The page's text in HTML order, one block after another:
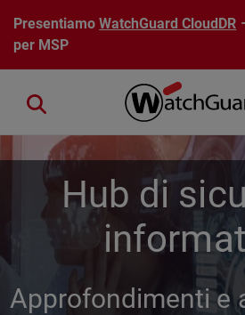
Salta al contenuto principale
PresentiamoWatchGuard CloudDR
per MSP
Close search
Hub di
Approfondimenti e